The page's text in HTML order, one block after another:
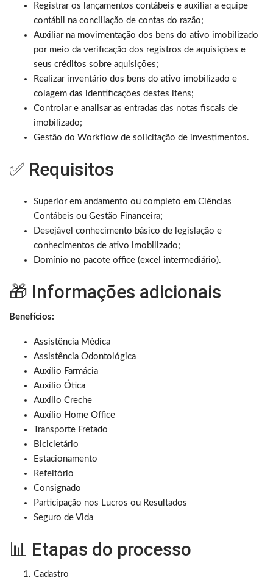
Registrar os lançamentos contábeis e auxiliar a equipe
contábil na conciliação de contas do razão;
Auxiliar na movimentação dos bens do ativo imobilizado
por meio da verificação dos registros de aquisições e
seus créditos sobre aquisições;
Realizar inventário dos bens do ativo imobilizado e
colagem das identificações destes itens;
Controlar e analisar as entradas das notas fiscais de
imobilizado;
Gestão do Workflow de solicitação de investimentos.
✅ Requisitos
Superior em andamento ou completo em Ciências
Contábeis ou Gestão Financeira;
Desejável conhecimento básico de legislação e
conhecimentos de ativo imobilizado;
Domínio no pacote office (excel intermediário).
🎁 Informações adicionais
Benefícios:
Assistência Médica
Assistência Odontológica
Auxílio Farmácia
Auxílio Ótica
Auxílio Creche
Auxílio Home Office
Transporte Fretado
Bicicletário
Estacionamento
Refeitório
Consignado
Participação nos Lucros ou Resultados
Seguro de Vida
📊 Etapas do processo
Cadastro